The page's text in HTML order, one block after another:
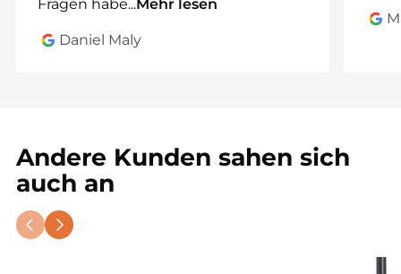
Ideal für schwierige Gewässer
Erhältliche Größen
16 mm
Fragen habe...Mehr lesen
Daniel Maly
Andere Kunden sahen sich
auch an